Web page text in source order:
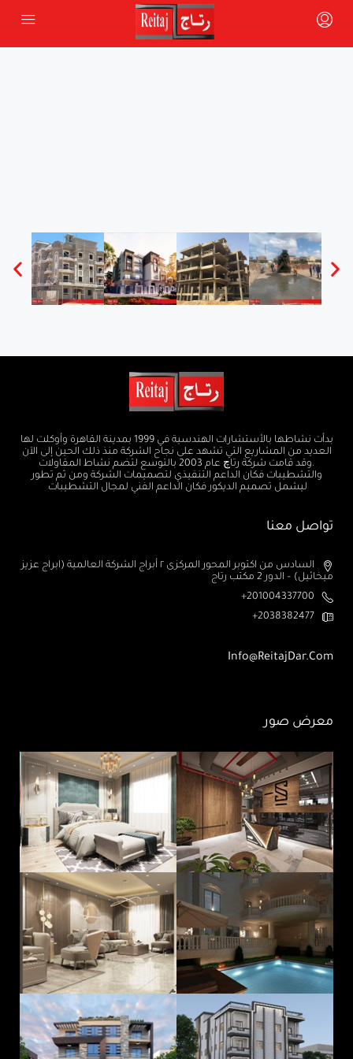
بدأت نشاطها بالأستشارات الهندسية في 1999 بمدينة القاهرة وأوكلت لها
العديد من المشاريع التي تشهد على نجاح الشركة منذ ذلك الحين إلى الآن
.وقد قامت شركة رتاچ عام 2003 بالتوسع لتضم نشاط المقاولات
والتشطيبات فكان الداعم التنفيذي لتصميمات الشركة ومن ثم تطور
ليشمل تصميم الديكور فكان الداعم الفني لمجال التشطيبات
تواصل معنا
السادس من اكتوبر المحور المركزى ٢ أبراج الشركة العالمية (ابراج عزيز
ميخائيل) – الدور 2 مكتب رتاج
201004337700+
2038382477+
Info@ReitajDar.com
معرض صور